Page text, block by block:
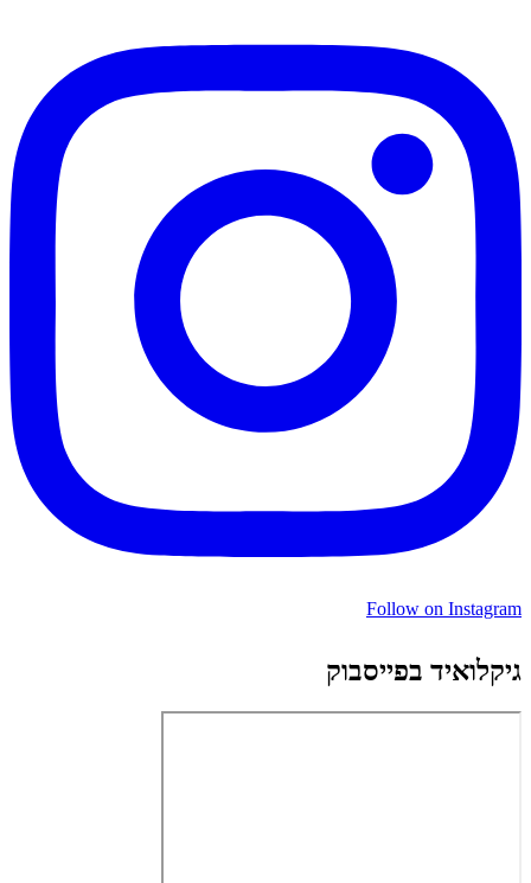
Follow on Instagram
גיקלואיד בפייסבוק